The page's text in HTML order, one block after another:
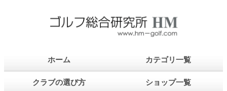
ホーム カテゴリ一覧
クラブの選び方 ショップ一覧